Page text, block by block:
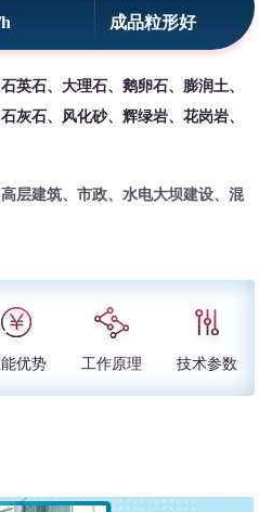
成品粒形好
英石、大理石、鹅卵石、膨润土、
灰石、风化砂、辉绿岩、花岗岩、
层建筑、市政、水电大坝建设、混
优势 工作原理 技术参数